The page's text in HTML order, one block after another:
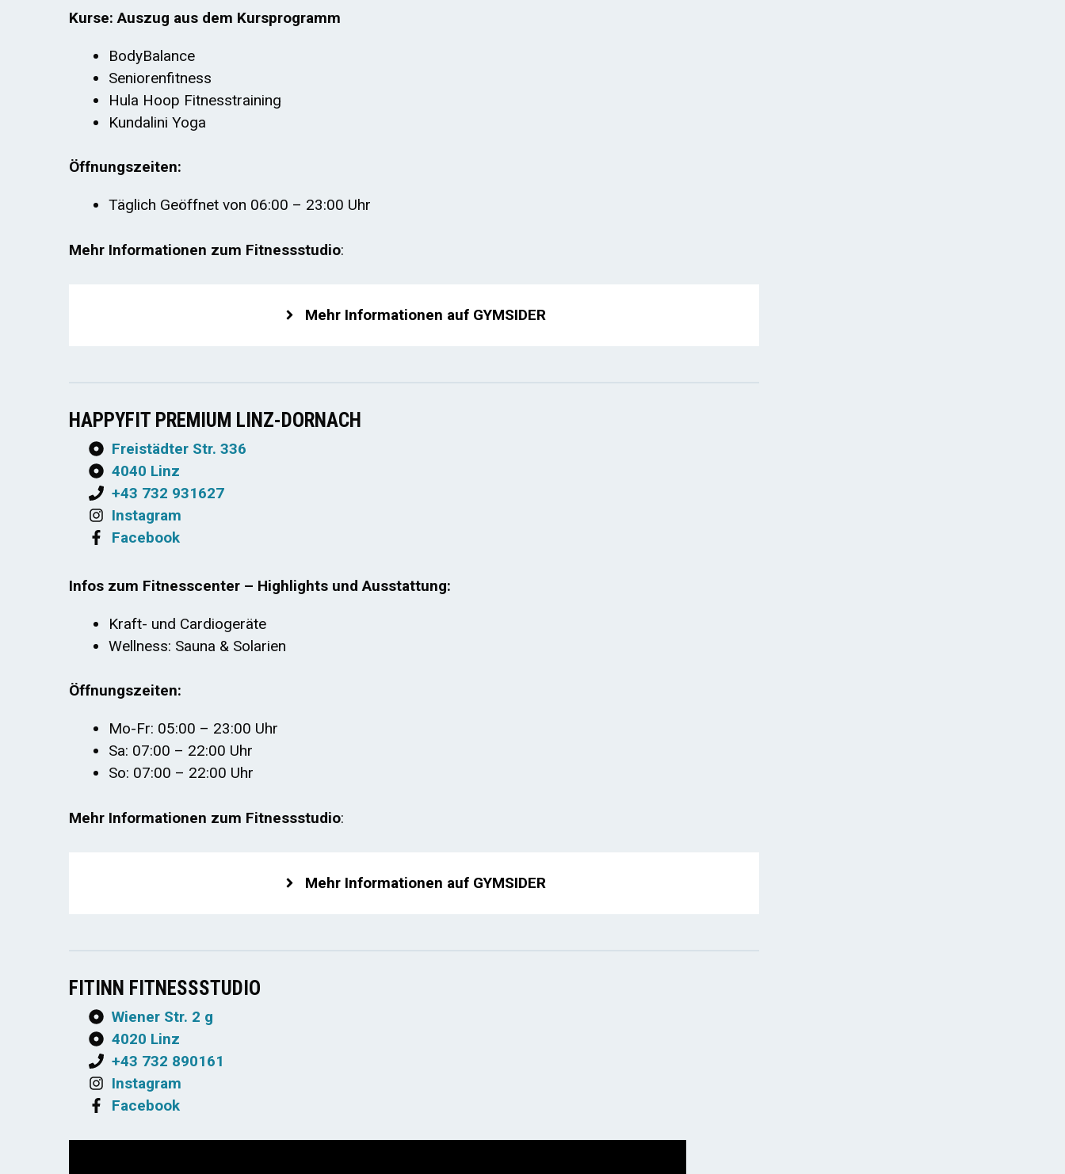
Kurse: Auszug aus dem Kursprogramm
BodyBalance
Seniorenfitness
Hula Hoop Fitnesstraining
Kundalini Yoga
Öffnungszeiten:
Täglich Geöffnet von 06:00 – 23:00 Uhr
Mehr Informationen zum Fitnessstudio:
Mehr Informationen auf GYMSIDER
HAPPYFIT PREMIUM LINZ-DORNACH
Freistädter Str. 336
4040 Linz
+43 732 931627
Instagram
Facebook
Infos zum Fitnesscenter – Highlights und Ausstattung:
Kraft- und Cardiogeräte
Wellness: Sauna & Solarien
Öffnungszeiten:
Mo-Fr: 05:00 – 23:00 Uhr
Sa: 07:00 – 22:00 Uhr
So: 07:00 – 22:00 Uhr
Mehr Informationen zum Fitnessstudio:
Mehr Informationen auf GYMSIDER
FITINN FITNESSSTUDIO
Wiener Str. 2 g
4020 Linz
+43 732 890161
Instagram
Facebook